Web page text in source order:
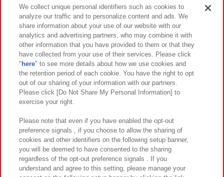
イベント・キャンペーン
関連会社 サステナビリティ サイトポリシー
プライバシーポリシー ウェブアクセシビリティ方針と検証結果
お取引先さまとともに
カスタマーハラスメント対応方針 よくあるご質問・お問い合わせ
We collect unique personal identifiers such as cookies to
analyze our traffic and to personalize content and ads. We
share information about your use of our website with our
analytics and advertising partners, who may combine it with
other information that you have provided to them or that they
have collected from your use of their services. Please click
" here" to see more details about how we use cookies and
the retention period of each cookie. You have the right to opt
out of our sharing of your information with our partners.
Please click [Do Not Share My Personal Information] to
exercise your right.
Please note that even if you have enabled the opt-out
preference signals , if you choose to allow the sharing of
cookies and other identifiers on the following setup banner,
you will be deemed to have consented to the sharing
regardless of the opt-out preference signals . If you
understand and agree to this setting, please manage your